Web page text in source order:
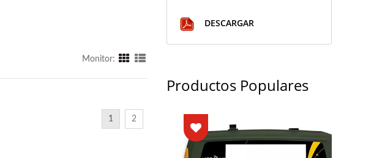
Monitor:
1 2
DESCARGAR
Productos Populares